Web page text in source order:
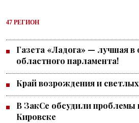
47 РЕГИОН
Газета «Ладога» — лучшая
областного парламента!
Край возрождения и
В ЗакСе обсудили проблемы
Кировске